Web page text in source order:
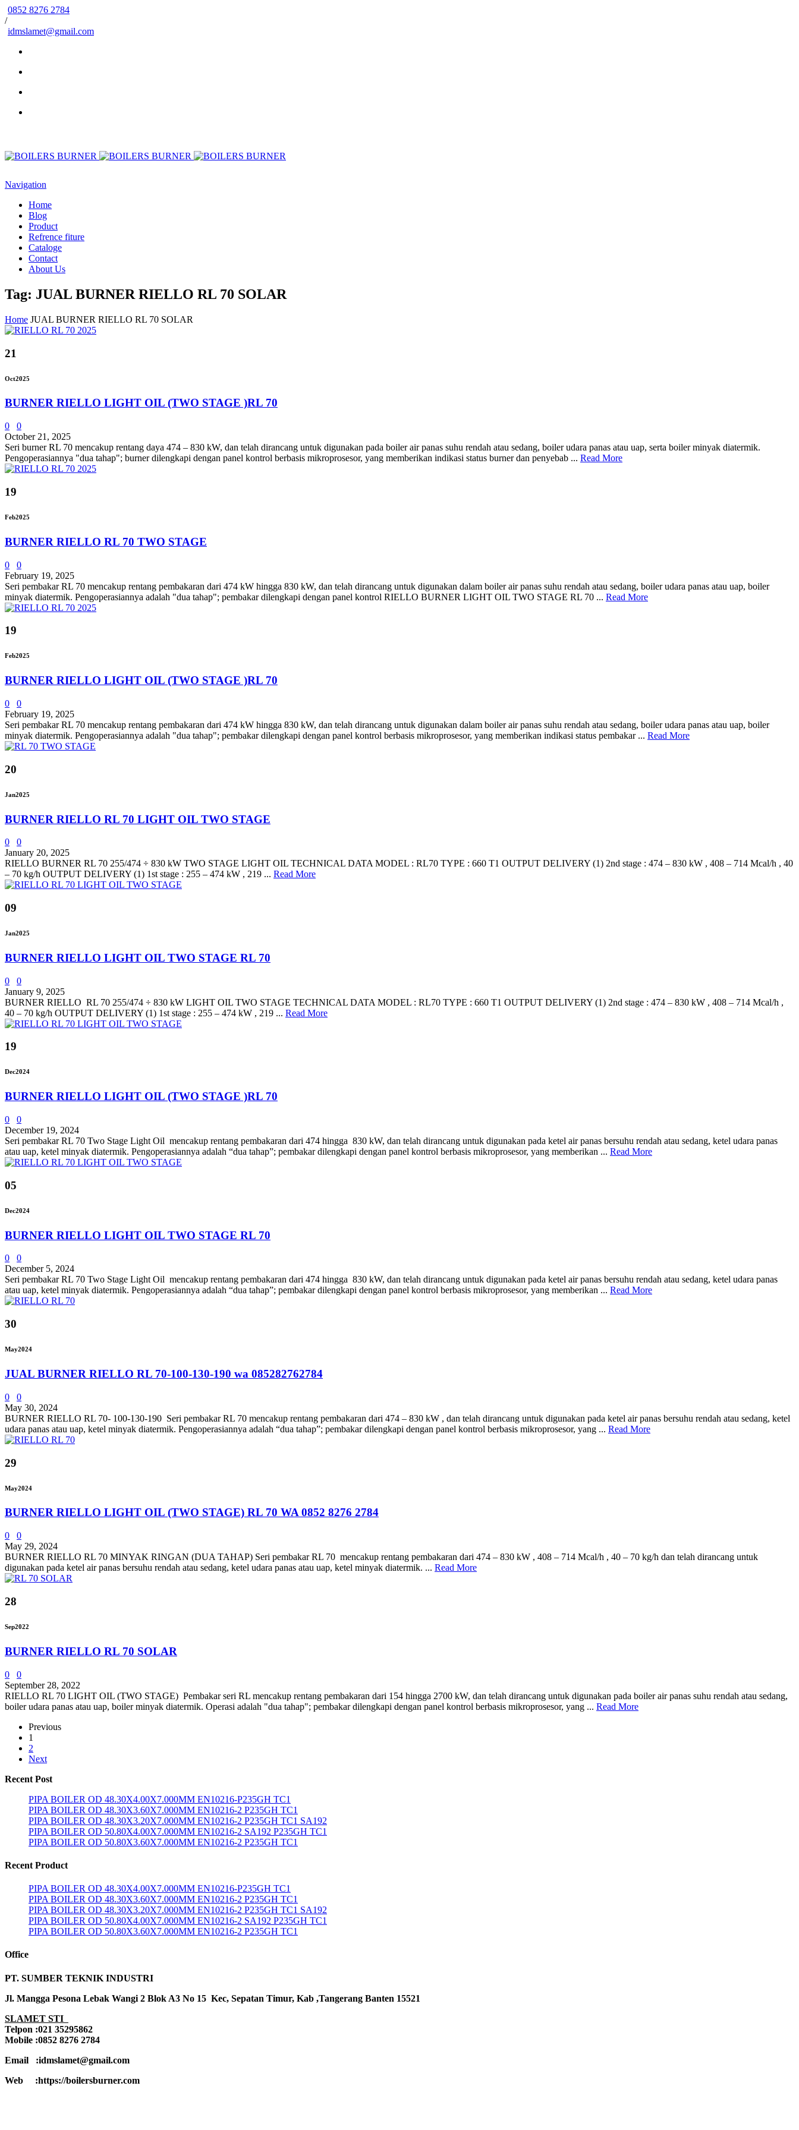
0852 8276 2784
/
idmslamet@gmail.com
Navigation
Home
Blog
Product
Refrence fiture
Cataloge
Contact
About Us
Tag: JUAL BURNER RIELLO RL 70 SOLAR
Home JUAL BURNER RIELLO RL 70 SOLAR
21
Oct2025
BURNER RIELLO LIGHT OIL (TWO STAGE )RL 70
0
0
October 21, 2025
Seri burner RL 70 mencakup rentang daya 474 – 830 kW, dan telah dirancang untuk digunakan pada boiler air panas suhu rendah atau sedang, boiler udara panas atau uap, serta boiler minyak diatermik.
Pengoperasiannya "dua tahap"; burner dilengkapi dengan panel kontrol berbasis mikroprosesor, yang memberikan indikasi status burner dan penyebab ... Read More
19
Feb2025
BURNER RIELLO RL 70 TWO STAGE
0
0
February 19, 2025
Seri pembakar RL 70 mencakup rentang pembakaran dari 474 kW hingga 830 kW, dan telah dirancang untuk digunakan dalam boiler air panas suhu rendah atau sedang, boiler udara panas atau uap, boiler
minyak diatermik. Pengoperasiannya adalah "dua tahap"; pembakar dilengkapi dengan panel kontrol RIELLO BURNER LIGHT OIL TWO STAGE RL 70 ... Read More
19
Feb2025
BURNER RIELLO LIGHT OIL (TWO STAGE )RL 70
0
0
February 19, 2025
Seri pembakar RL 70 mencakup rentang pembakaran dari 474 kW hingga 830 kW, dan telah dirancang untuk digunakan dalam boiler air panas suhu rendah atau sedang, boiler udara panas atau uap, boiler
minyak diatermik. Pengoperasiannya adalah "dua tahap"; pembakar dilengkapi dengan panel kontrol berbasis mikroprosesor, yang memberikan indikasi status pembakar ... Read More
20
Jan2025
BURNER RIELLO RL 70 LIGHT OIL TWO STAGE
0
0
January 20, 2025
RIELLO BURNER RL 70 255/474 ÷ 830 kW TWO STAGE LIGHT OIL TECHNICAL DATA MODEL : RL70 TYPE : 660 T1 OUTPUT DELIVERY (1) 2nd stage : 474 – 830 kW , 408 – 714 Mcal/h , 40
– 70 kg/h OUTPUT DELIVERY (1) 1st stage : 255 – 474 kW , 219 ... Read More
09
Jan2025
BURNER RIELLO LIGHT OIL TWO STAGE RL 70
0
0
January 9, 2025
BURNER RIELLO RL 70 255/474 ÷ 830 kW LIGHT OIL TWO STAGE TECHNICAL DATA MODEL : RL70 TYPE : 660 T1 OUTPUT DELIVERY (1) 2nd stage : 474 – 830 kW , 408 – 714 Mcal/h ,
40 – 70 kg/h OUTPUT DELIVERY (1) 1st stage : 255 – 474 kW , 219 ... Read More
19
Dec2024
BURNER RIELLO LIGHT OIL (TWO STAGE )RL 70
0
0
December 19, 2024
Seri pembakar RL 70 Two Stage Light Oil mencakup rentang pembakaran dari 474 hingga 830 kW, dan telah dirancang untuk digunakan pada ketel air panas bersuhu rendah atau sedang, ketel udara panas
atau uap, ketel minyak diatermik. Pengoperasiannya adalah “dua tahap”; pembakar dilengkapi dengan panel kontrol berbasis mikroprosesor, yang memberikan ... Read More
05
Dec2024
BURNER RIELLO LIGHT OIL TWO STAGE RL 70
0
0
December 5, 2024
Seri pembakar RL 70 Two Stage Light Oil mencakup rentang pembakaran dari 474 hingga 830 kW, dan telah dirancang untuk digunakan pada ketel air panas bersuhu rendah atau sedang, ketel udara panas
atau uap, ketel minyak diatermik. Pengoperasiannya adalah “dua tahap”; pembakar dilengkapi dengan panel kontrol berbasis mikroprosesor, yang memberikan ... Read More
30
May2024
JUAL BURNER RIELLO RL 70-100-130-190 wa 085282762784
0
0
May 30, 2024
BURNER RIELLO RL 70- 100-130-190 Seri pembakar RL 70 mencakup rentang pembakaran dari 474 – 830 kW , dan telah dirancang untuk digunakan pada ketel air panas bersuhu rendah atau sedang, ketel
udara panas atau uap, ketel minyak diatermik. Pengoperasiannya adalah “dua tahap”; pembakar dilengkapi dengan panel kontrol berbasis mikroprosesor, yang ... Read More
29
May2024
BURNER RIELLO LIGHT OIL (TWO STAGE) RL 70 WA 0852 8276 2784
0
0
May 29, 2024
BURNER RIELLO RL 70 MINYAK RINGAN (DUA TAHAP) Seri pembakar RL 70 mencakup rentang pembakaran dari 474 – 830 kW , 408 – 714 Mcal/h , 40 – 70 kg/h dan telah dirancang untuk
digunakan pada ketel air panas bersuhu rendah atau sedang, ketel udara panas atau uap, ketel minyak diatermik. ... Read More
28
Sep2022
BURNER RIELLO RL 70 SOLAR
0
0
September 28, 2022
RIELLO RL 70 LIGHT OIL (TWO STAGE) Pembakar seri RL mencakup rentang pembakaran dari 154 hingga 2700 kW, dan telah dirancang untuk digunakan pada boiler air panas suhu rendah atau sedang,
boiler udara panas atau uap, boiler minyak diatermik. Operasi adalah "dua tahap"; pembakar dilengkapi dengan panel kontrol berbasis mikroprosesor, yang ... Read More
Previous
1
2
Next
Recent Post
PIPA BOILER OD 48.30X4.00X7.000MM EN10216-P235GH TC1
PIPA BOILER OD 48.30X3.60X7.000MM EN10216-2 P235GH TC1
PIPA BOILER OD 48.30X3.20X7.000MM EN10216-2 P235GH TC1 SA192
PIPA BOILER OD 50.80X4.00X7.000MM EN10216-2 SA192 P235GH TC1
PIPA BOILER OD 50.80X3.60X7.000MM EN10216-2 P235GH TC1
Recent Product
PIPA BOILER OD 48.30X4.00X7.000MM EN10216-P235GH TC1
PIPA BOILER OD 48.30X3.60X7.000MM EN10216-2 P235GH TC1
PIPA BOILER OD 48.30X3.20X7.000MM EN10216-2 P235GH TC1 SA192
PIPA BOILER OD 50.80X4.00X7.000MM EN10216-2 SA192 P235GH TC1
PIPA BOILER OD 50.80X3.60X7.000MM EN10216-2 P235GH TC1
Office
PT. SUMBER TEKNIK INDUSTRI
Jl. Mangga Pesona Lebak Wangi 2 Blok A3 No 15 Kec, Sepatan Timur, Kab ,Tangerang Banten 15521
SLAMET STI
Telpon :021 35295862
Mobile :0852 8276 2784
Email :idmslamet@gmail.com
Web :https://boilersburner.com